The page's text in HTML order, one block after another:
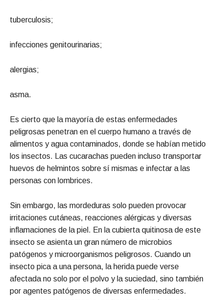
tuberculosis;
infecciones genitourinarias;
alergias;
asma.
Es cierto que la mayoría de estas enfermedades
peligrosas penetran en el cuerpo humano a través de
alimentos y agua contaminados, donde se habían metido
los insectos. Las cucarachas pueden incluso transportar
huevos de helmintos sobre sí mismas e infectar a las
personas con lombrices.
Sin embargo, las mordeduras solo pueden provocar
irritaciones cutáneas, reacciones alérgicas y diversas
inflamaciones de la piel. En la cubierta quitinosa de este
insecto se asienta un gran número de microbios
patógenos y microorganismos peligrosos. Cuando un
insecto pica a una persona, la herida puede verse
afectada no solo por el polvo y la suciedad, sino también
por agentes patógenos de diversas enfermedades.